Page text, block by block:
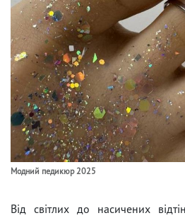
Модний педикюр 2025
Від світлих до насичених